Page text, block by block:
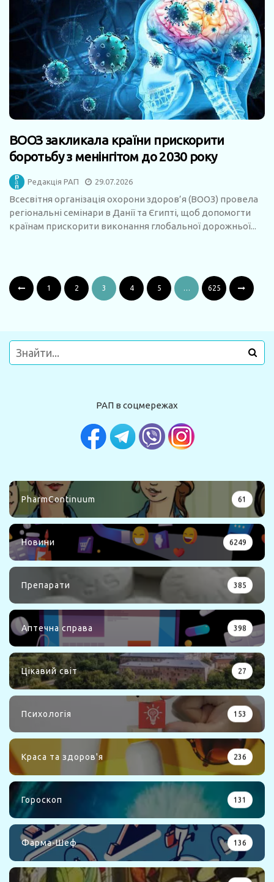
ВООЗ закликала країни прискорити
боротьбу з менінгітом до 2030 року
Редакція РАП 29.07.2026
Всесвітня організація охорони здоров’я (ВООЗ) провела
регіональні семінари в Данії та Єгипті, щоб допомогти
країнам прискорити виконання глобальної дорожньої...
1 2 3 4 5 … 625
РАП в соцмережах
PharmContinuum 61
Новини 6249
Препарати 385
Аптечна справа 398
Цікавий світ 27
Психологія 153
Краса та здоров'я 236
Гороскоп 131
Фарма-Шеф 136